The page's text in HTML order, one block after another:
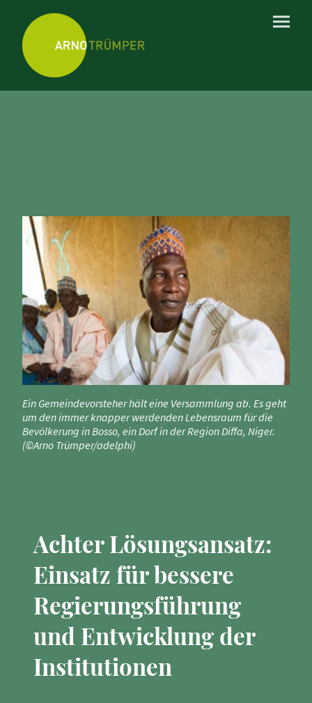
Ein Gemeindevorsteher hält eine Versammlung ab. Es geht
um den immer knapper werdenden Lebensraum für die
Bevölkerung in Bosso, ein Dorf in der Region Diffa, Niger.
(©Arno Trümper/adelphi)
Achter Lösungsansatz:
Einsatz für bessere
Regierungsführung
und Entwicklung der
Institutionen